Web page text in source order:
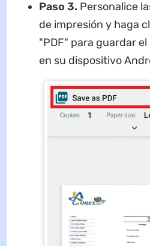
Paso 3. Personalice
de impresión y haga
"PDF" para guardar
en su dispositivo